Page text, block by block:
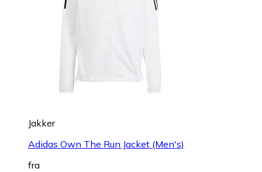
Jakker
Adidas Own The Run Jacket (Men's)
fra